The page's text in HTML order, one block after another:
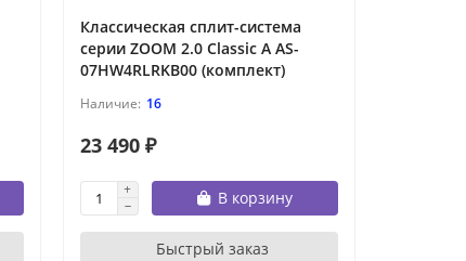
Классическая сплит-система
серии ZOOM 2.0 Classic A AS-
07HW4RLRKB00 (комплект)
16
23 490 ₽
В корзину
Быстрый заказ